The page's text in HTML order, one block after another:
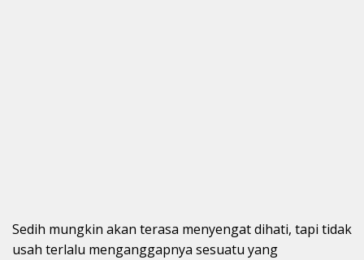
Sedih mungkin akan terasa menyengat dihati, tapi tidak
usah terlalu menganggapnya sesuatu yang